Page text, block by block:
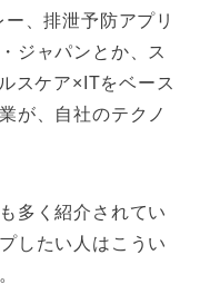
、排泄予防アプリ
ジャパンとか、ス
スケア×ITをベース
が、自社のテクノ
多く紹介されてい
したい人はこうい